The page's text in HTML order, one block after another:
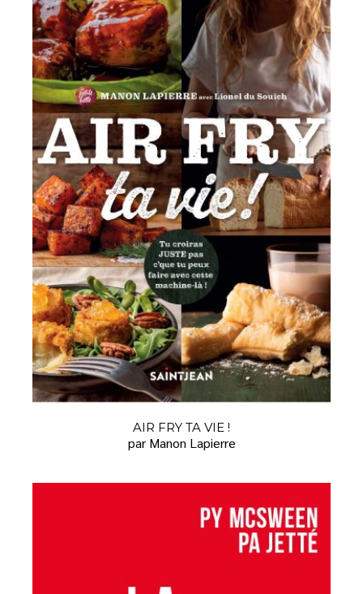
AIR FRY TA VIE !
par Manon Lapierre